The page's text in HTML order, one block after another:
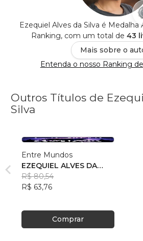
Ezequiel Alves da Silva é Medalha
Ranking, com um total de 43
Mais sobre o
Entenda o nosso Ranking
Outros Títulos de
Silva
Entre Mundos
EZEQUIEL ALVES DA
SILVA
R$ 80,54
R$ 63,76
Comprar